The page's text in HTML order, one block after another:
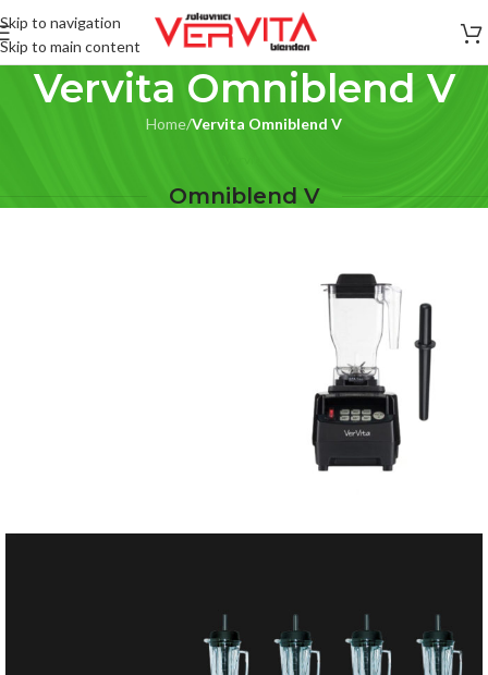
Skip to navigation
Skip to main content
Vervita Omniblend V
Home/Vervita Omniblend V
Omniblend V